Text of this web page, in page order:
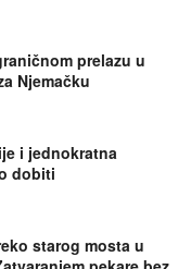
prelazu u
Njemačku
i jednokratna
dobiti
starog mosta u